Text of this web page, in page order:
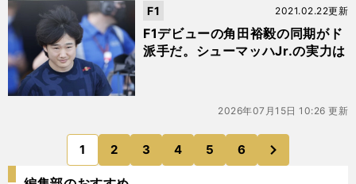
F1デビューの角田裕毅の同期がド
派手だ。シューマッハJr.の実力は
2021.02.22更新
F1
2026年07月15日 10:26 更新
1 2 3 4 5 6
のページへ